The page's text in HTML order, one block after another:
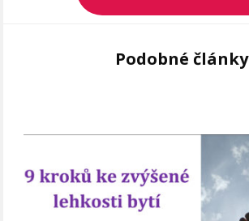
Podobné články